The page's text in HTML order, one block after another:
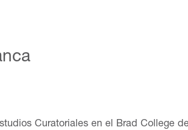
Curatoriales en el Brad College